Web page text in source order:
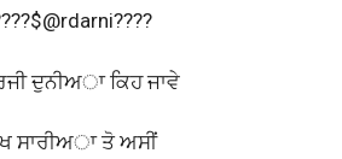
ਦੁਨੀਅਾ ਕਿਹ ਜਾਵੇ
ਸਾਰੀਅਾ ਤੋ ਅਸੀਂ